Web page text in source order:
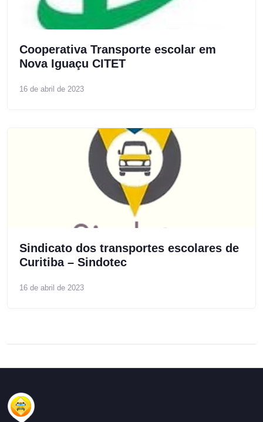
Cooperativa Transporte escolar em
Nova Iguaçu CITET
16 de abril de 2023
Sindicato dos transportes escolares de
Curitiba – Sindotec
16 de abril de 2023